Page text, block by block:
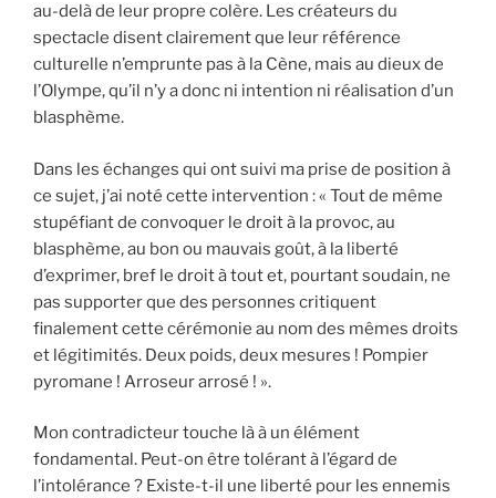
au-delà de leur propre colère. Les créateurs du
spectacle disent clairement que leur référence
culturelle n’emprunte pas à la Cène, mais au dieux de
l’Olympe, qu’il n’y a donc ni intention ni réalisation d’un
blasphème.
Dans les échanges qui ont suivi ma prise de position à
ce sujet, j’ai noté cette intervention : « Tout de même
stupéfiant de convoquer le droit à la provoc, au
blasphème, au bon ou mauvais goût, à la liberté
d’exprimer, bref le droit à tout et, pourtant soudain, ne
pas supporter que des personnes critiquent
finalement cette cérémonie au nom des mêmes droits
et légitimités. Deux poids, deux mesures ! Pompier
pyromane ! Arroseur arrosé ! ».
Mon contradicteur touche là à un élément
fondamental. Peut-on être tolérant à l’égard de
l’intolérance ? Existe-t-il une liberté pour les ennemis